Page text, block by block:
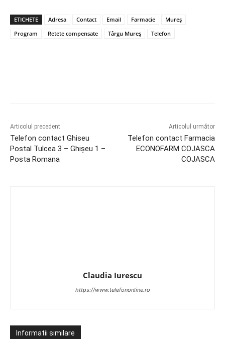
ETICHETE Adresa Contact Email Farmacie
Mureș
Program
Retete compensate Târgu Mureș Telefon
Articolul precedent
Telefon contact Ghiseu
Postal Tulcea 3 – Ghişeu 1 –
Posta Romana
Articolul următor
Telefon contact Farmacia
ECONOFARM COJASCA
COJASCA
Claudia Iurescu
https://www.telefononline.ro
Informatii similare